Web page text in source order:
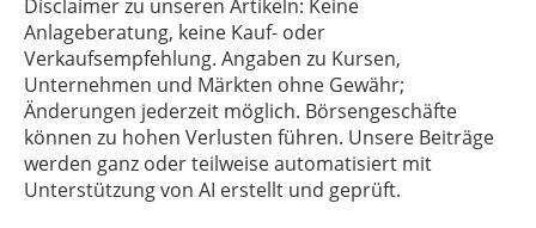
Disclaimer zu unseren Artikeln: Keine
Anlageberatung, keine Kauf- oder
Verkaufsempfehlung. Angaben zu Kursen,
Unternehmen und Märkten ohne Gewähr;
Änderungen jederzeit möglich. Börsengeschäfte
können zu hohen Verlusten führen. Unsere Beiträge
werden ganz oder teilweise automatisiert mit
Unterstützung von AI erstellt und geprüft.